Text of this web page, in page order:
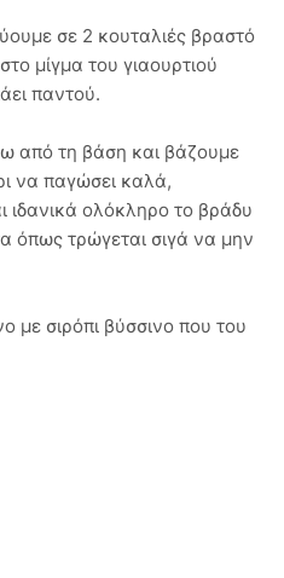
σε 2 κουταλιές βραστό
μίγμα του γιαουρτιού
παντού.
από τη βάση και βάζουμε
να παγώσει καλά,
ιδανικά ολόκληρο το βράδυ
όπως τρώγεται σιγά να μην
με σιρόπι βύσσινο που του